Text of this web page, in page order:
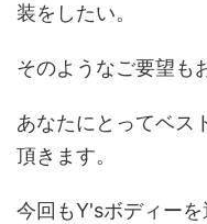
装をしたい。
そのようなご要望も
あなたにとってベス
頂きます。
今回もY'sボディー